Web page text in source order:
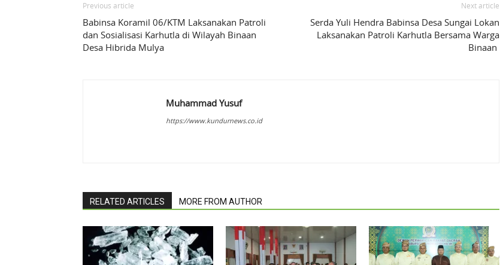
Previous article
Babinsa Koramil 06/KTM Laksanakan Patroli
dan Sosialisasi Karhutla di Wilayah Binaan
Desa Hibrida Mulya
Next article
Serda Yuli Hendra Babinsa Desa Sungai Lokan
Laksanakan Patroli Karhutla Bersama Warga
Binaan
Muhammad Yusuf
https://www.kundurnews.co.id
RELATED ARTICLES MORE FROM AUTHOR